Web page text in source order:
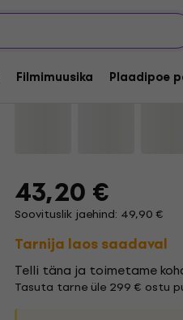
Filmimuusika Plaadipoe
TYR - A Night At The
Kaubamärk:TYR Tootekood:
43,20 €
Soovituslik jaehind: 49,90 €
Tarnija laos saadaval
Telli täna ja toimetame
Tasuta tarne üle 299 € ostu